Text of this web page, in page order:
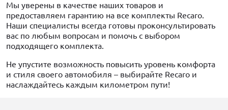
Мы уверены в качестве наших товаров и
предоставляем гарантию на все комплекты Recaro.
Наши специалисты всегда готовы проконсультировать
вас по любым вопросам и помочь с выбором
подходящего комплекта.
Не упустите возможность повысить уровень комфорта
и стиля своего автомобиля – выбирайте Recaro и
наслаждайтесь каждым километром пути!